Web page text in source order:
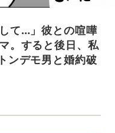
て…」彼との喧嘩
。すると後日、私
ンデモ男と婚約破